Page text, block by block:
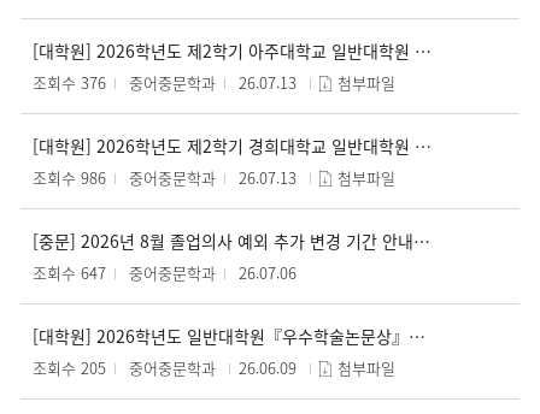
[대학원] 2026학년도 제2학기 아주대학교 일반대학원 학점교류 수강신청 안내(~7.17.(금)까지)
조회수 376 중어중문학과 26.07.13 첨부파일
[대학원] 2026학년도 제2학기 경희대학교 일반대학원 학점교류 수강신청 안내(~7.31.(금)까지)
조회수 986 중어중문학과 26.07.13 첨부파일
[중문] 2026년 8월 졸업의사 예외 추가 변경 기간 안내(~7.10.(금) 17:00까지)
조회수 647 중어중문학과 26.07.06
[대학원] 2026학년도 일반대학원『우수학술논문상』시행 안내 및 수상 후보자 추천 의뢰(~07.01.(수)까지)
조회수 205 중어중문학과 26.06.09 첨부파일